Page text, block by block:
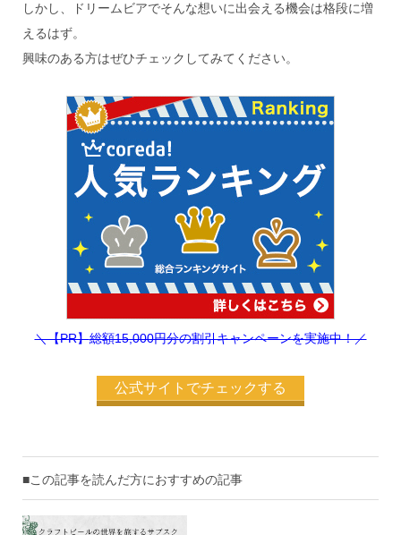
しかし、ドリームビアでそんな想いに出会える機会は格段に増
えるはず。
興味のある方はぜひチェックしてみてください。
＼【PR】総額15,000円分の割引キャンペーンを実施中！／
公式サイトでチェックする
■この記事を読んだ方におすすめの記事